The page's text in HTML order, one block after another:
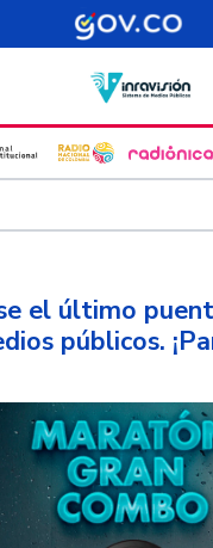
principal
el último
públicos.